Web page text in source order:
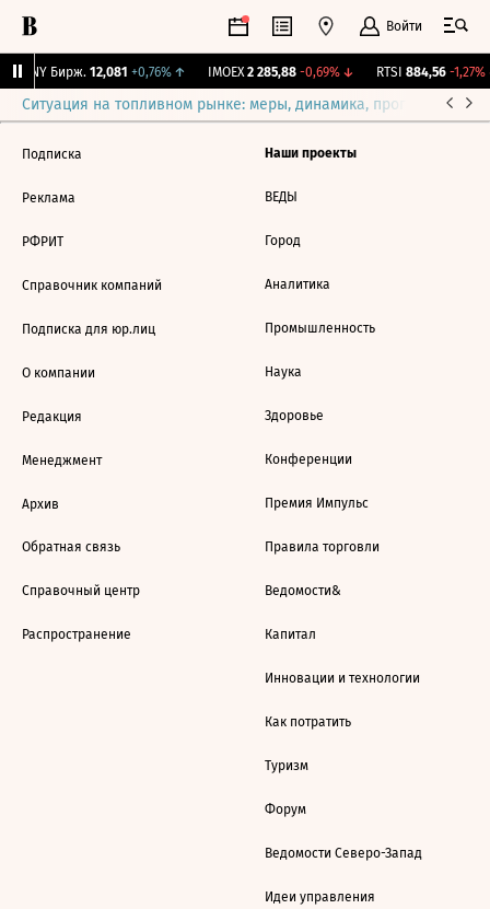
Войти
CNY Бирж. 12,081 +0,76%↑ IMOEX 2 285,88 -0,69%↓ RTSI 884,56 -1,27%
Ситуация на топливном рынке: меры, динамика, прогнозы
Подписка
Реклама
РФРИТ
Справочник компаний
Подписка для юр.лиц
О компании
Редакция
Менеджмент
Архив
Обратная связь
Справочный центр
Распространение
Наши проекты
ВЕДЫ
Город
Аналитика
Промышленность
Наука
Здоровье
Конференции
Премия Импульс
Правила торговли
Ведомости&
Капитал
Инновации и технологии
Как потратить
Туризм
Форум
Ведомости Северо-Запад
Идеи управления